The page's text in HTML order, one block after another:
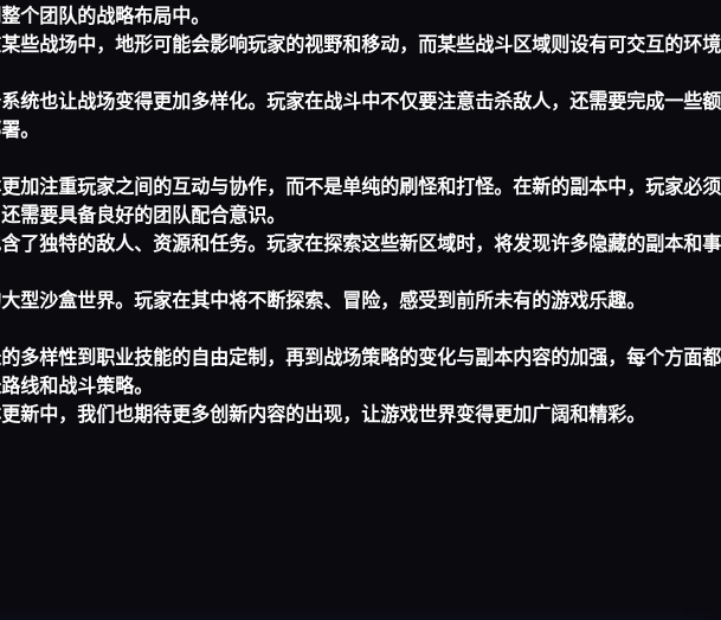
个团队的战略布局中。
战场中，地形可能会影响玩家的视野和移动，而某些战斗区域则设有可交互的环境
也让战场变得更加多样化。玩家在战斗中不仅要注意击杀敌人，还需要完成一些额
。
注重玩家之间的互动与协作，而不是单纯的刷怪和打怪。在新的副本中，玩家必须
需要具备良好的团队配合意识。
独特的敌人、资源和任务。玩家在探索这些新区域时，将发现许多隐藏的副本和事
沙盒世界。玩家在其中将不断探索、冒险，感受到前所未有的游戏乐趣。
样性到职业技能的自由定制，再到战场策略的变化与副本内容的加强，每个方面都
线和战斗策略。
中，我们也期待更多创新内容的出现，让游戏世界变得更加广阔和精彩。